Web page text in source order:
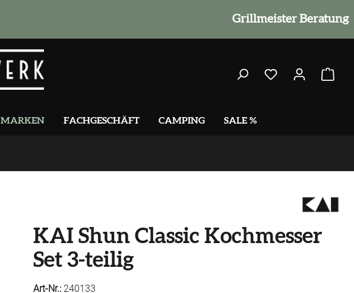
Grillmeister Beratung
MARKEN FACHGESCHÄFT CAMPING SALE %
KAI Shun Classic Kochmesser
Set 3-teilig
Art-Nr.: 240133